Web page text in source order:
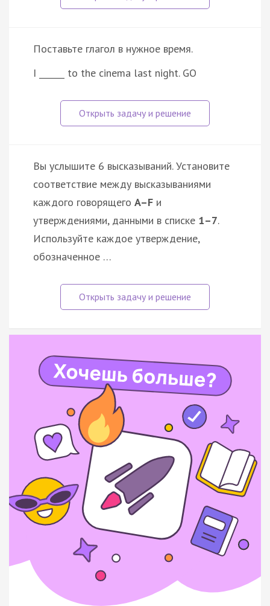
Поставьте глагол в нужное время.
I ______ to the cinema last night. GO
Вы услышите 6 высказываний. Установите
соответствие между высказываниями
каждого говорящего A–F и
утверждениями, данными в списке 1–7.
Используйте каждое утверждение,
обозначенное …